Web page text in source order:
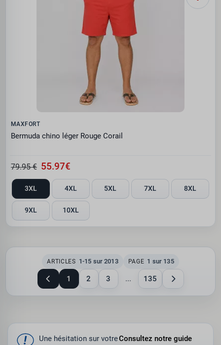
MAXFORT
Bermuda chino léger Rouge Corail
79.95 € 55.97€
3XL 4XL 5XL 7XL 8XL
9XL 10XL
ARTICLES 1-15 sur 2013 PAGE 1 sur 135
1 2 3 ... 135
Une hésitation sur votreConsultez notre guide